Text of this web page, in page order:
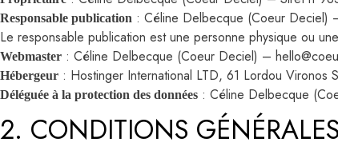
Responsable publication : Céline Delbecque (Coeur Deciel)
Le responsable publication est une personne physique ou
Webmaster : Céline Delbecque (Coeur Deciel) –
Hébergeur : Hostinger International LTD, 61 Lordou Vironos
Déléguée à la protection des données : Céline Delbecque
2. CONDITIONS